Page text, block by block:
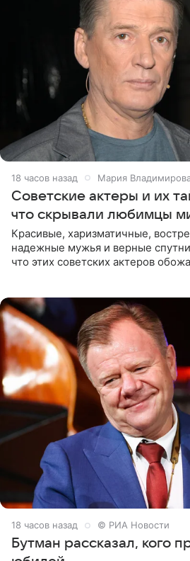
18 часов назад Мария
Советские актеры и их
что скрывали любимцы
Красивые, харизматичные,
надежные мужья и верные
что этих советских актеров
18 часов назад © РИА Новости
Бутман рассказал, кого